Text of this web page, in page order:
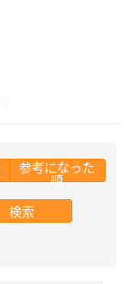
参考になった
順
検索